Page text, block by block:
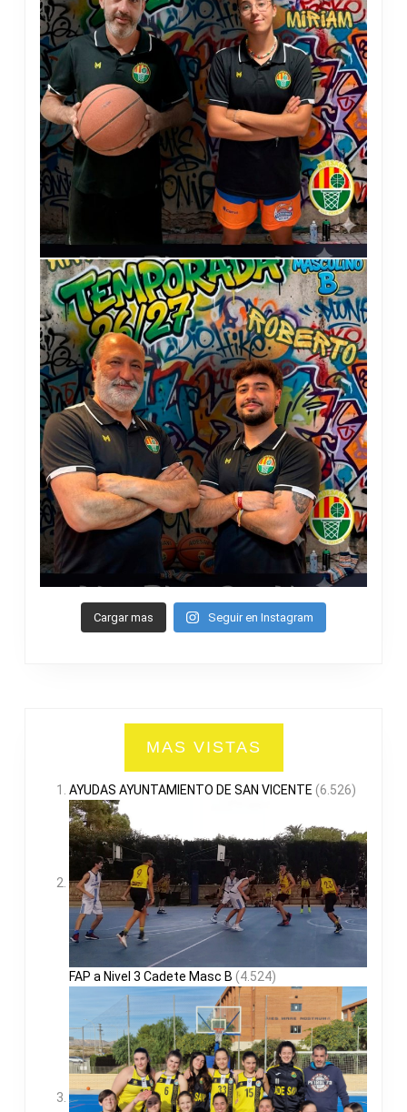
Cargar mas Seguir en Instagram
MAS VISTAS
AYUDAS AYUNTAMIENTO DE SAN VICENTE (6.526)
FAP a Nivel 3 Cadete Masc B (4.524)